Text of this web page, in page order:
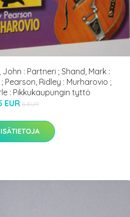
: Partneri ; Shand, Mark :
Ridley : Murharovio ;
: Pikkukaupungin tyttö
EUR 6 EUR